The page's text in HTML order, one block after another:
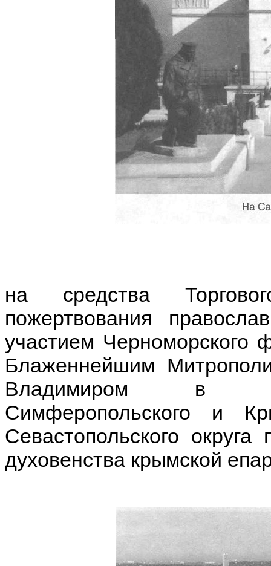
на средства
пожертвования
участием
Блаженнейшим
Владимиром в
Симферопольского и
Севастопольского
духовенства крымской